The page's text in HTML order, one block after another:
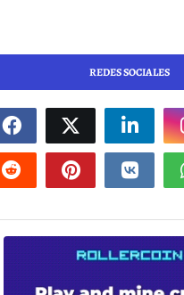
REDES SOCIALES